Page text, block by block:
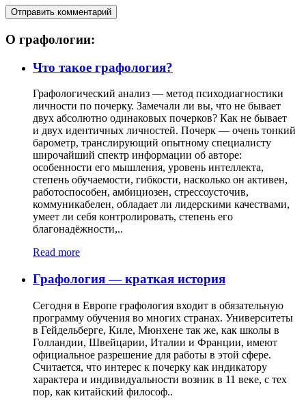
О графологии:
Что такое графология?
Графологический анализ — метод психодиагностики
личности по почерку. Замечали ли вы, что не бывает
двух абсолютно одинаковых почерков? Как не бывает
и двух идентичных личностей. Почерк — очень тонкий
барометр, транслирующий опытному специалисту
широчайший спектр информации об авторе:
особенности его мышления, уровень интеллекта,
степень обучаемости, гибкости, насколько он активен,
работоспособен, амбициозен, стрессоусточив,
коммуникабелен, обладает ли лидерскими качествами,
умеет ли себя контролировать, степень его
благонадёжности,..
Read more
Графология — краткая история
Сегодня в Европе графология входит в обязательную
программу обучения во многих странах. Университеты
в Гейдельберге, Киле, Мюнхене так же, как школы в
Голландии, Швейцарии, Италии и Франции, имеют
официальное разрешение для работы в этой сфере.
Считается, что интерес к почерку как индикатору
характера и индивидуальности возник в 11 веке, с тех
пор, как китайский философ..